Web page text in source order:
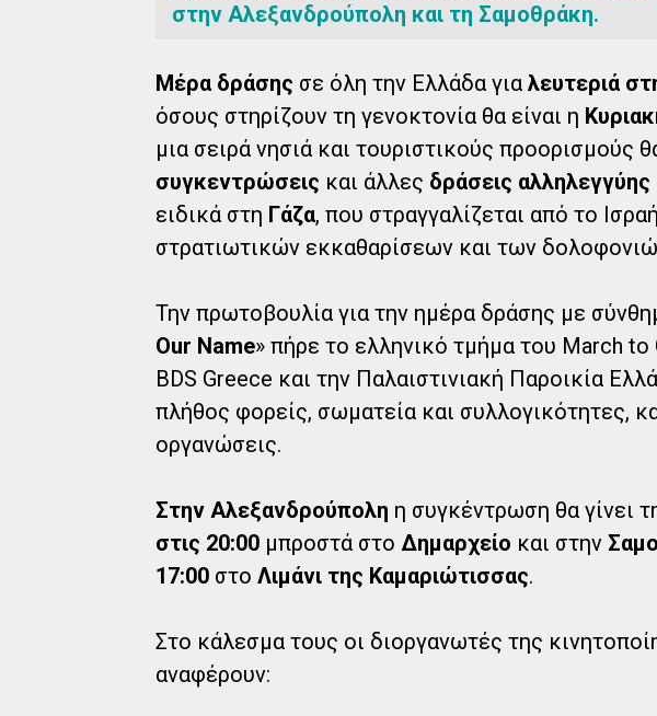
στην Αλεξανδρούπολη και τη Σαμοθράκη.
Μέρα δράσης σε όλη την Ελλάδα για λευτεριά
όσους στηρίζουν τη γενοκτονία θα είναι η
μια σειρά νησιά και τουριστικούς προορισμούς
συγκεντρώσεις και άλλες δράσεις
ειδικά στη Γάζα, που στραγγαλίζεται από το
στρατιωτικών εκκαθαρίσεων και των
Την πρωτοβουλία για την ημέρα δράσης με
Our Name» πήρε το ελληνικό τμήμα του March to
BDS Greece και την Παλαιστινιακή Παροικία
πλήθος φορείς, σωματεία και συλλογικότητες,
οργανώσεις.
Στην Αλεξανδρούπολη η συγκέντρωση θα γίνει
στις 20:00 μπροστά στο Δημαρχείο και στην
17:00 στο Λιμάνι της Καμαριώτισσας.
Στο κάλεσμα τους οι διοργανωτές της
αναφέρουν: